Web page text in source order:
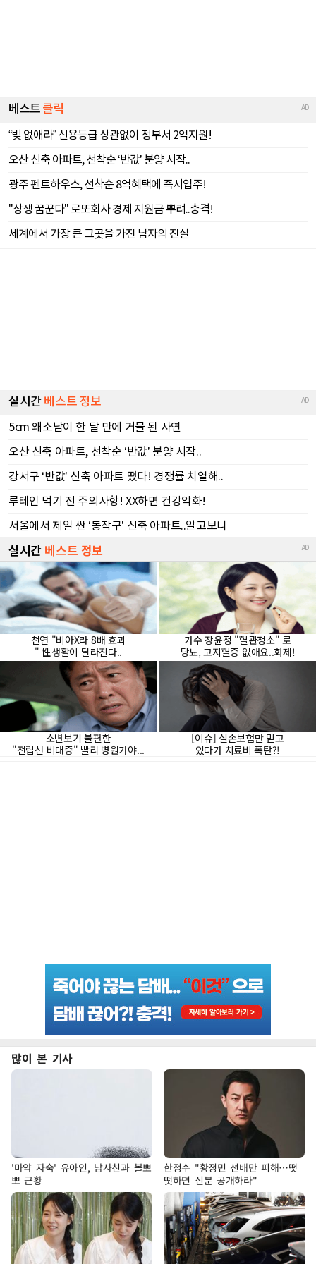
많이 본 기사
'마약 자숙' 유아인, 남사친과 볼뽀
뽀 근황
한정수 "황정민 선배만 피해…떳
떳하면 신분 공개하라"